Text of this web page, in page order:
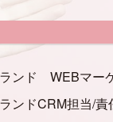
ンド WEBマー
ンドCRM担当/責